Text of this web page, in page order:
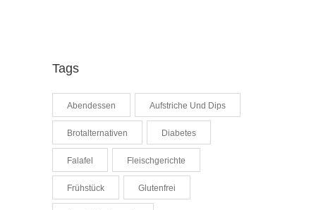
Tags
Abendessen Aufstriche Und Dips
Brotalternativen Diabetes
Falafel Fleischgerichte
Frühstück Glutenfrei